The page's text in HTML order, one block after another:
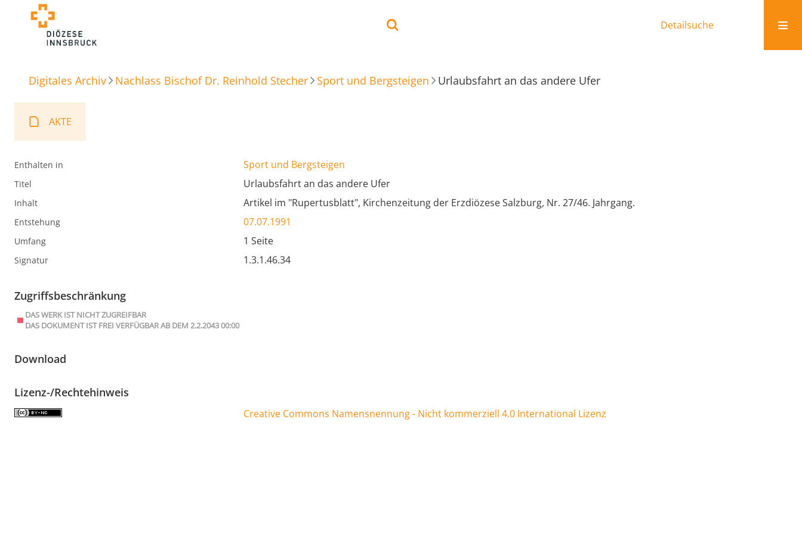
Detailsuche
Digitales Archiv Nachlass Bischof Dr. Reinhold Stecher Sport und Bergsteigen Urlaubsfahrt an das andere Ufer
AKTE
Enthalten in Sport und Bergsteigen
Titel Urlaubsfahrt an das andere Ufer
Inhalt Artikel im "Rupertusblatt", Kirchenzeitung der Erzdiözese Salzburg, Nr. 27/46. Jahrgang.
Entstehung 07.07.1991
Umfang 1 Seite
Signatur 1.3.1.46.34
Zugriffsbeschränkung
DAS WERK IST NICHT ZUGREIFBAR
DAS DOKUMENT IST FREI VERFÜGBAR AB DEM 2.2.2043 00:00
Download
Lizenz-/Rechtehinweis
Creative Commons Namensnennung - Nicht kommerziell 4.0 International Lizenz